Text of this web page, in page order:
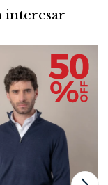
interesar